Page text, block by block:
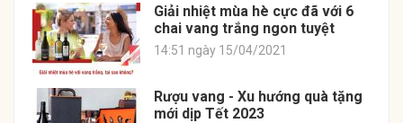
Giải nhiệt mùa hè cực đã với 6
chai vang trắng ngon tuyệt
14:51 ngày 15/04/2021
Rượu vang - Xu hướng quà tặng
mới dịp Tết 2023